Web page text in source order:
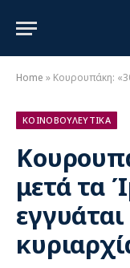
Home » Κουρουπάκη: «30 χρόνια
ΚΟΙΝΟΒΟΥΛΕΥΤΙΚΑ
μετά τα